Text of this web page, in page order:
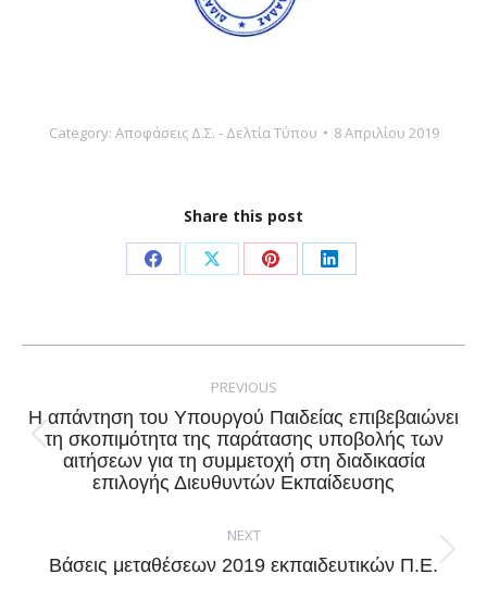
Category: Αποφάσεις Δ.Σ. - Δελτία Τύπου 8 Απριλίου 2019
Share this post
Share
Facebook
Share
X
Share
Pinterest
Share
LinkedIn
PREVIOUS
Previous
post:
Η απάντηση του Υπουργού Παιδείας επιβεβαιώνει
τη σκοπιμότητα της παράτασης υποβολής των
αιτήσεων για τη συμμετοχή στη διαδικασία
επιλογής Διευθυντών Εκπαίδευσης
NEXT
Next
Βάσεις μεταθέσεων 2019 εκπαιδευτικών Π.Ε.